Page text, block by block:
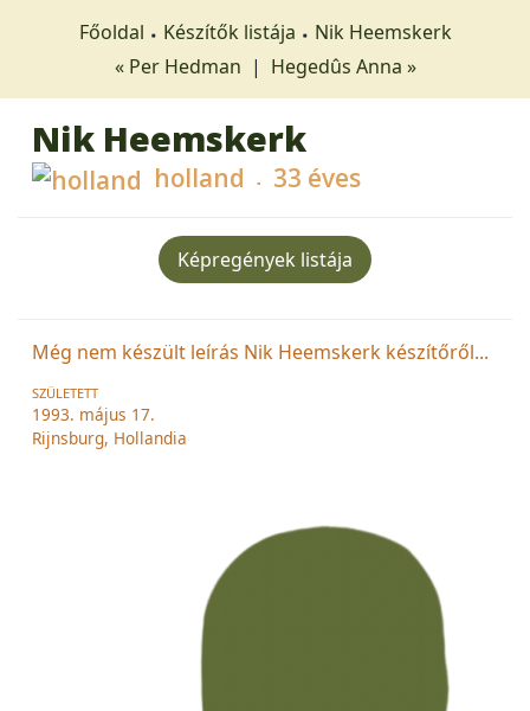
Főoldal Készítők listája
Nik Heemskerk
« Per Hedman | Hegedûs Anna »
Nik Heemskerk
holland 33 éves
Képregények listája
Még nem készült leírás Nik Heemskerk készítőről...
SZÜLETETT
1993. május 17.
Rijnsburg, Hollandia